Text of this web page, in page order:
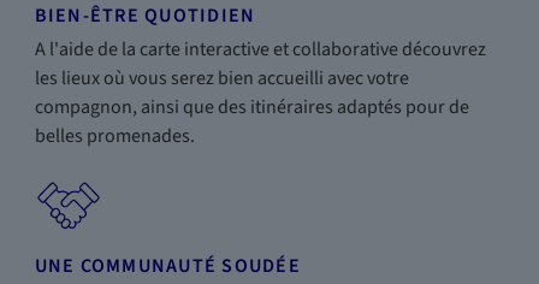
BIEN-ÊTRE QUOTIDIEN
A l'aide de la carte interactive et collaborative découvrez
les lieux où vous serez bien accueilli avec votre
compagnon, ainsi que des itinéraires adaptés pour de
belles promenades.
UNE COMMUNAUTÉ SOUDÉE